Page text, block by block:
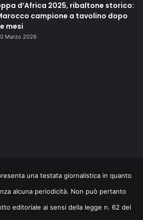
d’Africa 2025, ribaltone storico:
campione a tavolino dopo
mesi
Marzo 2026
una testata giornalistica in quanto
alcuna periodicità. Non può pertanto
editoriale ai sensi della legge n. 62 del